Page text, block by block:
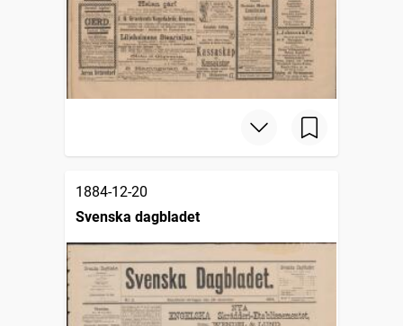
1884-12-20
Svenska dagbladet